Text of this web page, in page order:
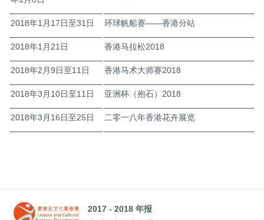
2018年1月17日至31日 环球帆船赛——香港分站
2018年1月21日 香港马拉松2018
2018年2月9日至11日 香港马术大师赛2018
2018年3月10日至11日 亚洲杯（抱石）2018
2018年3月16日至25日 二零一八年香港花卉展览
2017 - 2018 年报